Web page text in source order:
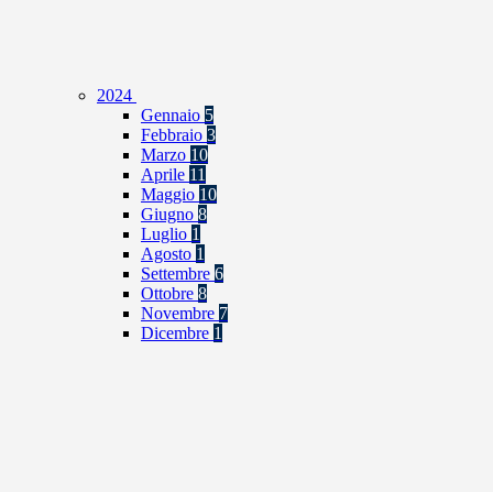
2024
Gennaio 5
Febbraio 3
Marzo 10
Aprile 11
Maggio 10
Giugno 8
Luglio 1
Agosto 1
Settembre 6
Ottobre 8
Novembre 7
Dicembre 1